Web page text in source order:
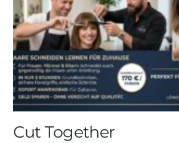
Cut Together